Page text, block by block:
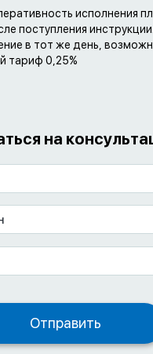
исполнения
поступления
в тот же день,
тариф 0,25%
на